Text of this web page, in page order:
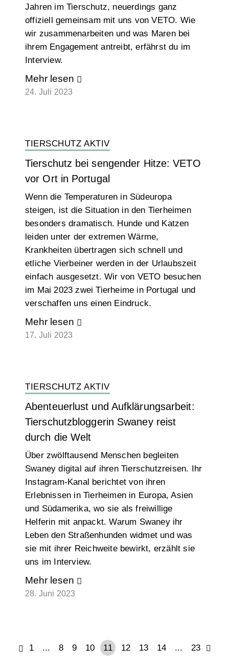
Jahren im Tierschutz, neuerdings ganz
offiziell gemeinsam mit uns von VETO. Wie
wir zusammenarbeiten und was Maren bei
ihrem Engagement antreibt, erfährst du im
Interview.
Mehr lesen
24. Juli 2023
TIERSCHUTZ AKTIV
Tierschutz bei sengender Hitze: VETO
vor Ort in Portugal
Wenn die Temperaturen in Südeuropa
steigen, ist die Situation in den Tierheimen
besonders dramatisch. Hunde und Katzen
leiden unter der extremen Wärme,
Krankheiten übertragen sich schnell und
etliche Vierbeiner werden in der Urlaubszeit
einfach ausgesetzt. Wir von VETO besuchen
im Mai 2023 zwei Tierheime in Portugal und
verschaffen uns einen Eindruck.
Mehr lesen
17. Juli 2023
TIERSCHUTZ AKTIV
Abenteuerlust und Aufklärungsarbeit:
Tierschutzbloggerin Swaney reist
durch die Welt
Über zwölftausend Menschen begleiten
Swaney digital auf ihren Tierschutzreisen. Ihr
Instagram-Kanal berichtet von ihren
Erlebnissen in Tierheimen in Europa, Asien
und Südamerika, wo sie als freiwillige
Helferin mit anpackt. Warum Swaney ihr
Leben den Straßenhunden widmet und was
sie mit ihrer Reichweite bewirkt, erzählt sie
uns im Interview.
Mehr lesen
28. Juni 2023
1 ... 8 9 10 11 12 13 14 ... 23